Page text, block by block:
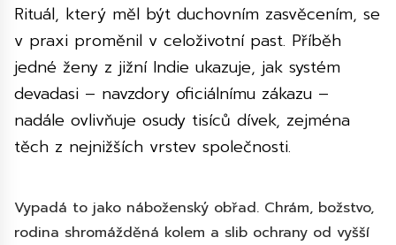
Rituál, který měl být duchovním zasvěcením, se
v praxi proměnil v celoživotní past. Příběh
jedné ženy z jižní Indie ukazuje, jak systém
devadasi – navzdory oficiálnímu zákazu –
nadále ovlivňuje osudy tisíců dívek, zejména
těch z nejnižších vrstev společnosti.
Vypadá to jako náboženský obřad. Chrám, božstvo,
rodina shromážděná kolem a slib ochrany od vyšší